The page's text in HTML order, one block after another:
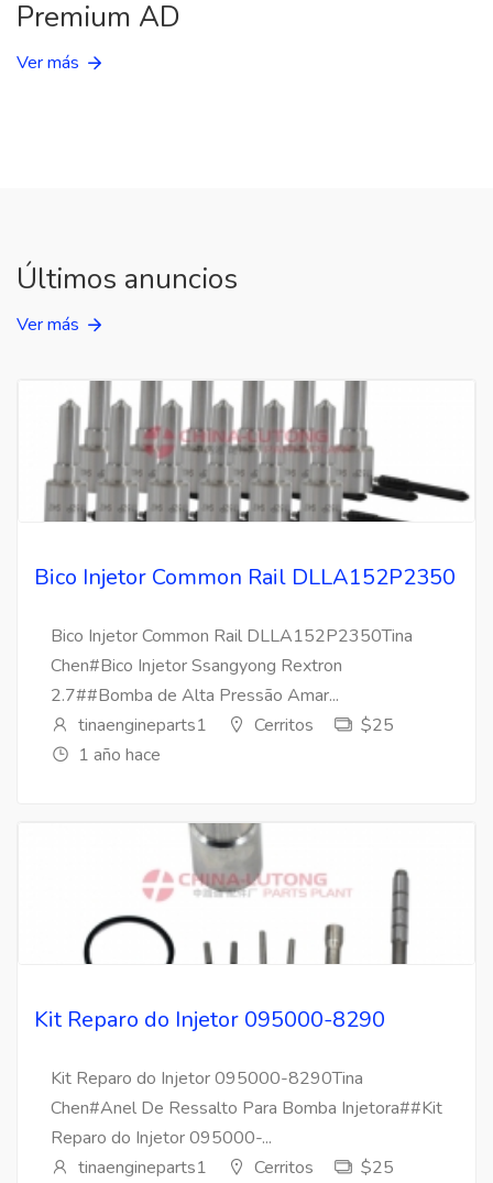
Premium AD
Ver más
Últimos anuncios
Ver más
Bico Injetor Common Rail DLLA152P2350
Bico Injetor Common Rail DLLA152P2350Tina
Chen#Bico Injetor Ssangyong Rextron
2.7##Bomba de Alta Pressão Amar...
tinaengineparts1
Cerritos
$25
1 año hace
Kit Reparo do Injetor 095000-8290
Kit Reparo do Injetor 095000-8290Tina
Chen#Anel De Ressalto Para Bomba Injetora##Kit
Reparo do Injetor 095000-...
tinaengineparts1
Cerritos
$25